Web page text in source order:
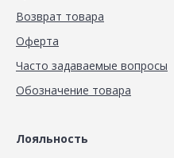
Возврат товара
Оферта
Часто задаваемые вопросы
Обозначение товара
Лояльность